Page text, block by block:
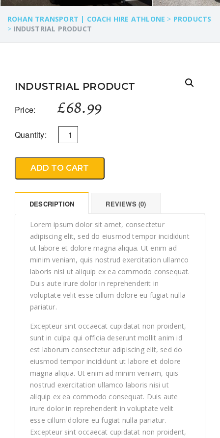
ROHAN TRANSPORT | COACH HIRE ATHLONE > PRODUCTS
> INDUSTRIAL PRODUCT
INDUSTRIAL PRODUCT
Price: £68.99
Quantity:
ADD TO CART
DESCRIPTION REVIEWS (0)
Lorem ipsum dolor sit amet, consectetur
adipiscing elit, sed do eiusmod tempor incididunt
ut labore et dolore magna aliqua. Ut enim ad
minim veniam, quis nostrud exercitation ullamco
laboris nisi ut aliquip ex ea commodo consequat.
Duis aute irure dolor in reprehenderit in
voluptate velit esse cillum dolore eu fugiat nulla
pariatur.
Excepteur sint occaecat cupidatat non proident,
sunt in culpa qui officia deserunt mollit anim id
est laborum consectetur adipiscing elit, sed do
eiusmod tempor incididunt ut labore et dolore
magna aliqua. Ut enim ad minim veniam, quis
nostrud exercitation ullamco laboris nisi ut
aliquip ex ea commodo consequat. Duis aute
irure dolor in reprehenderit in voluptate velit
esse cillum dolore eu fugiat nulla pariatur.
Excepteur sint occaecat cupidatat non proident,